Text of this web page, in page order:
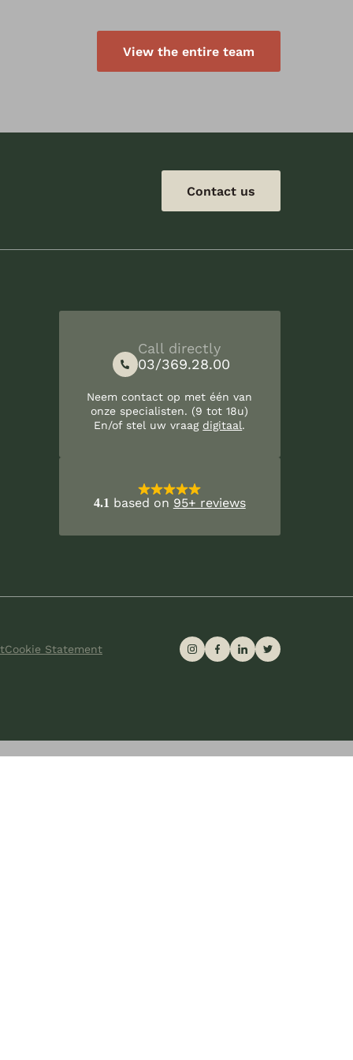
View the entire team
Contact us
Call directly
03/369.28.00
Neem contact op met één van
onze specialisten. (9 tot 18u)
En/of stel uw vraag digitaal.
4.1 based on 95+ reviews
Cookie Statement